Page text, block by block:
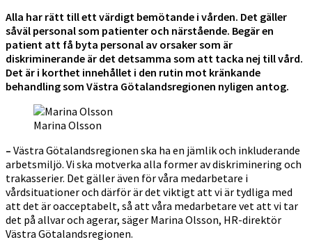
Alla har rätt till ett värdigt bemötande i vården. Det gäller
såväl personal som patienter och närstående. Begär en
patient att få byta personal av orsaker som är
diskriminerande är det detsamma som att tacka nej till vård.
Det är i korthet innehållet i den rutin mot kränkande
behandling som Västra Götalandsregionen nyligen antog.
Marina Olsson
– Västra Götalandsregionen ska ha en jämlik och inkluderande
arbetsmiljö. Vi ska motverka alla former av diskriminering och
trakasserier. Det gäller även för våra medarbetare i
vårdsituationer och därför är det viktigt att vi är tydliga med
att det är oacceptabelt, så att våra medarbetare vet att vi tar
det på allvar och agerar, säger Marina Olsson, HR-direktör
Västra Götalandsregionen.